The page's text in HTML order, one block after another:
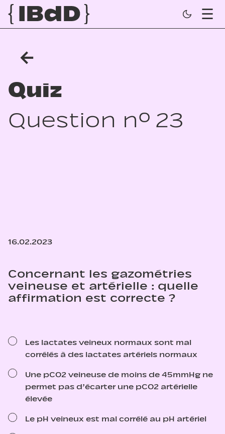
←
Quiz
Question n° 23
16.02.2023
Concernant les gazométries
veineuse et artérielle : quelle
affirmation est correcte ?
Les lactates veineux normaux sont mal
corrélés à des lactates artériels normaux
Une pCO2 veineuse de moins de 45mmHg ne
permet pas d’écarter une pCO2 artérielle
élevée
Le pH veineux est mal corrélé au pH artériel